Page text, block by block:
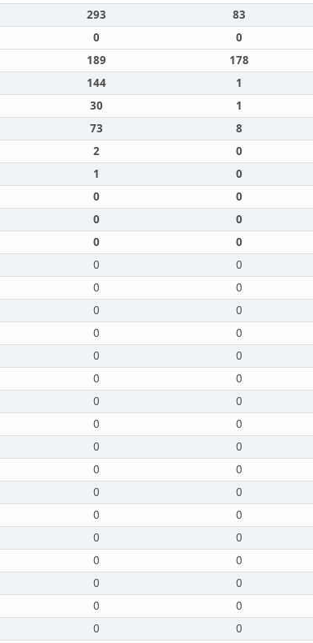
293 83
0 0
189 178
144 1
30 1
73 8
2 0
1 0
0 0
0 0
0 0
0 0
0 0
0 0
0 0
0 0
0 0
0 0
0 0
0 0
0 0
0 0
0 0
0 0
0 0
0 0
0 0
0 0